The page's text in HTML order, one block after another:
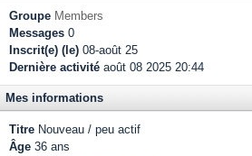
Groupe Members
Messages 0
Inscrit(e) (le) 08-août 25
Dernière activité août 08 2025 20:44
Mes informations
Titre Nouveau / peu actif
Âge 36 ans